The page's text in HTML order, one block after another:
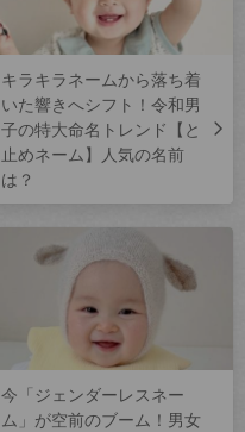
キラキラネームから落ち着
いた響きへシフト！令和男
子の特大命名トレンド【と
止めネーム】人気の名前
は？
今「ジェンダーレスネー
ム」が空前のブーム！男女